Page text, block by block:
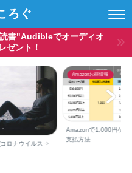
ろぐ
書"Audibleでオーディオ
ゼント！
コロナウイルス⇒
Amazonお得情報
Amazonで1,000円ゲッ
支払方法